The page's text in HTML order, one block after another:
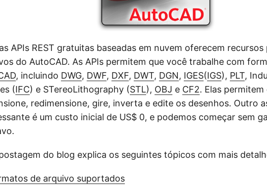
APIs REST gratuitas baseadas em nuvem oferecem
do AutoCAD. As APIs permitem que você trabalhe com
, incluindo DWG, DWF, DXF, DWT, DGN, IGES(IGS), PLT,
(IFC) e STereoLithography (STL), OBJ e CF2. Elas
redimensione, gire, inverta e edite os desenhos. Outro
é um custo inicial de US$ 0, e podemos começar sem
do blog explica os seguintes tópicos com mais
de arquivo suportados